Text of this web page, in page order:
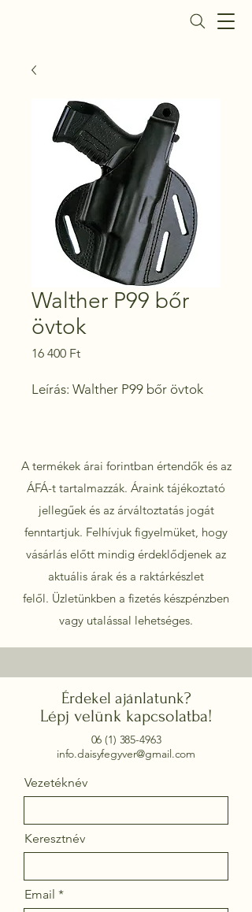
Walther P99 bőr
övtok
16 400 FtÁr
Leírás: Walther P99 bőr övtok
A termékek árai forintban értendők és az
ÁFÁ-t tartalmazzák. Áraink tájékoztató
jellegűek és az árváltoztatás jogát
fenntartjuk. Felhívjuk figyelmüket, hogy
vásárlás előtt mindig érdeklődjenek az
aktuális árak és a raktárkészlet
felől. Üzletünkben a fizetés készpénzben
vagy utalással lehetséges.
Érdekel ajánlatunk?
Lépj velünk kapcsolatba!
06 (1) 385-4963
info.daisyfegyver@gmail.com
Vezetéknév
Keresztnév
Email